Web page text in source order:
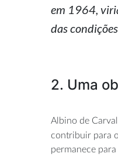
em 1964,
das
2. Uma
Albino de
contribuir para
permanece